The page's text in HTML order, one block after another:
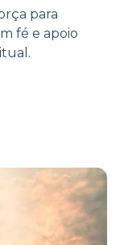
para
fé e apoio